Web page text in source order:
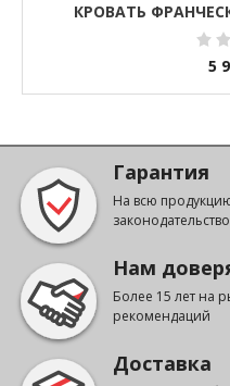
КРОВАТЬ
5
Гарантия
На всю продукцию
Нам
Более 15 лет на
рекомендаций
Доставка